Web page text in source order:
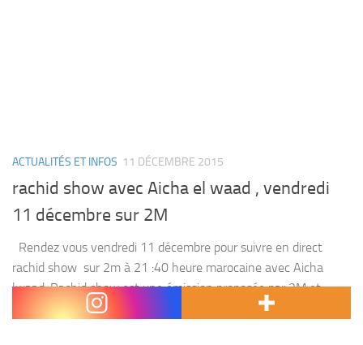
ACTUALITÉS ET INFOS 11 DÉCEMBRE 2015
rachid show avec Aicha el waad , vendredi
11 décembre sur 2M
Rendez vous vendredi 11 décembre pour suivre en direct
rachid show sur 2m à 21 :40 heure marocaine avec Aicha
lwaad. Rachid show est une émission proposée par 2M et
présentée par l’animateur Rachid Allali...